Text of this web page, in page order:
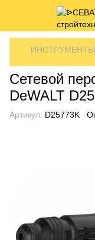
ИНСТРУМЕНТЫ
Сетевой
DeWALT
Артикул: D25773K